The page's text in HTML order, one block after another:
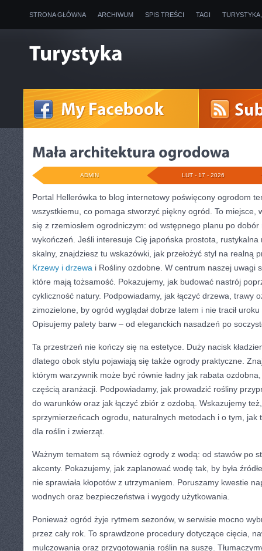
STRONA GŁÓWNA ARCHIWUM SPIS TREŚCI TAGI
LUT - 17 - 2026
ADMIN
Portal Hellerówka to blog internetowy poświęcony ogrodom
wszystkiemu, co pomaga stworzyć piękny ogród. To miejsce,
się z rzemiosłem ogrodniczym: od wstępnego planu po
wykończeń. Jeśli interesuje Cię japońska prostota,
skalny, znajdziesz tu wskazówki, jak przełożyć styl na realną
Krzewy i drzewa i Rośliny ozdobne. W centrum naszej uwagi
które mają tożsamość. Pokazujemy, jak budować nastrój
cykliczność natury. Podpowiadamy, jak łączyć drzewa, trawy
zimozielone, by ogród wyglądał dobrze latem i nie tracił
Opisujemy palety barw – od eleganckich nasadzeń po
Ta przestrzeń nie kończy się na estetyce. Duży nacisk
dlatego obok stylu pojawiają się także ogrody praktyczne.
którym warzywnik może być równie ładny jak rabata
częścią aranżacji. Podpowiadamy, jak prowadzić rośliny
do warunków oraz jak łączyć zbiór z ozdobą. Wskazujemy
sprzymierzeńcach ogrodu, naturalnych metodach i o tym, jak
dla roślin i zwierząt.
Ważnym tematem są również ogrody z wodą: od stawów po
akcenty. Pokazujemy, jak zaplanować wodę tak, by była
nie sprawiała kłopotów z utrzymaniem. Poruszamy kwestie
wodnych oraz bezpieczeństwa i wygody użytkowania.
Ponieważ ogród żyje rytmem sezonów, w serwisie mocno
przez cały rok. To sprawdzone procedury dotyczące cięcia,
mulczowania oraz przygotowania roślin na suszę.